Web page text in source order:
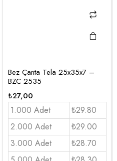
Bez Çanta Tela 25x35x7 –
BZC 2535
₺27,00
1.000 Adet
₺29.80
2.000 Adet
₺29.00
3.000 Adet
₺28.70